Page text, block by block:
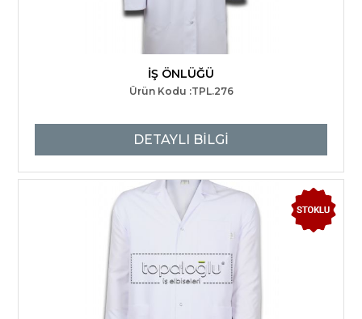
İŞ ÖNLÜĞÜ
Ürün Kodu :TPL.276
DETAYLI BİLGİ